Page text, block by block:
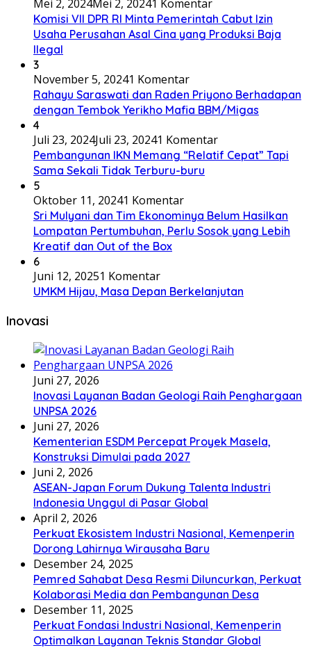
Mei 2, 2024Mei 2, 20241 Komentar
Komisi VII DPR RI Minta Pemerintah Cabut Izin
Usaha Perusahan Asal Cina yang Produksi Baja
Ilegal
3
November 5, 20241 Komentar
Rahayu Saraswati dan Raden Priyono Berhadapan
dengan Tembok Yerikho Mafia BBM/Migas
4
Juli 23, 2024Juli 23, 20241 Komentar
Pembangunan IKN Memang “Relatif Cepat” Tapi
Sama Sekali Tidak Terburu-buru
5
Oktober 11, 20241 Komentar
Sri Mulyani dan Tim Ekonominya Belum Hasilkan
Lompatan Pertumbuhan, Perlu Sosok yang Lebih
Kreatif dan Out of the Box
6
Juni 12, 20251 Komentar
UMKM Hijau, Masa Depan Berkelanjutan
Inovasi
Juni 27, 2026
Inovasi Layanan Badan Geologi Raih Penghargaan
UNPSA 2026
Juni 27, 2026
Kementerian ESDM Percepat Proyek Masela,
Konstruksi Dimulai pada 2027
Juni 2, 2026
ASEAN-Japan Forum Dukung Talenta Industri
Indonesia Unggul di Pasar Global
April 2, 2026
Perkuat Ekosistem Industri Nasional, Kemenperin
Dorong Lahirnya Wirausaha Baru
Desember 24, 2025
Pemred Sahabat Desa Resmi Diluncurkan, Perkuat
Kolaborasi Media dan Pembangunan Desa
Desember 11, 2025
Perkuat Fondasi Industri Nasional, Kemenperin
Optimalkan Layanan Teknis Standar Global